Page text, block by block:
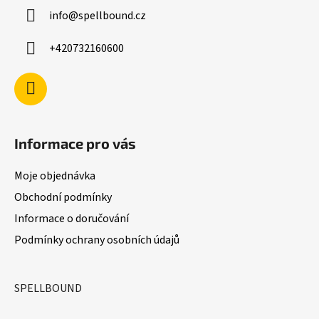
info@spellbound.cz
+420732160600
Informace pro vás
Moje objednávka
Obchodní podmínky
Informace o doručování
Podmínky ochrany osobních údajů
SPELLBOUND